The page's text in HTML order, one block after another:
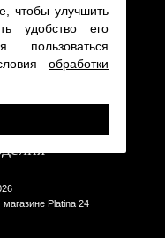
Platina 24
чтобы улучшить
удобство его
пользоваться
обработки